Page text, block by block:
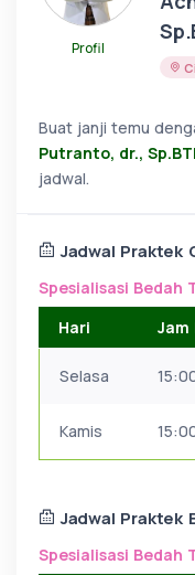
Profil
Buat janji temu
Putranto, dr.,
jadwal.
Jadwal Praktek
Spesialisasi Bedah
Hari
Jam
Selasa
Kamis
Jadwal Praktek
Spesialisasi Bedah